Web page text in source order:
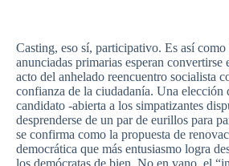
Casting, eso sí, participativo. Es así como
anunciadas primarias esperan convertirse
acto del anhelado reencuentro socialista
confianza de la ciudadanía. Una elección
candidato -abierta a los simpatizantes
desprenderse de un par de eurillos para
se confirma como la propuesta de
democrática que más entusiasmo logra
los demócratas de bien . No en vano , el